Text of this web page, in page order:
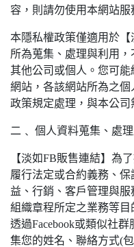
容，則請勿使用本網站服
本隱私權政策僅適用於
所為蒐集、處理與利用
其他公司或個人。您可
網站，各該網站所為之
政策規定處理，與本公司
二﹑ 個人資料蒐集、處
【淡如FB販售連結】為
履行法定或合約義務、
益、行銷、客戶管理與
組織章程所定之業務等
透過Facebook或類似社
集您的姓名、聯絡方式(